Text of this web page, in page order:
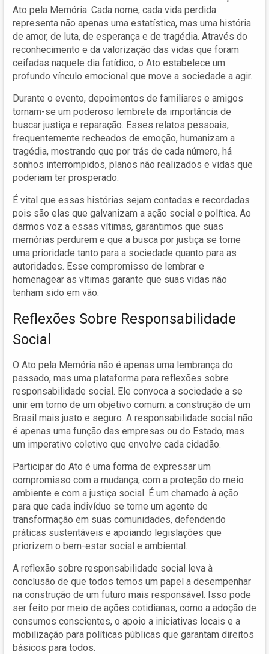
Ato pela Memória. Cada nome, cada vida perdida
representa não apenas uma estatística, mas uma história
de amor, de luta, de esperança e de tragédia. Através do
reconhecimento e da valorização das vidas que foram
ceifadas naquele dia fatídico, o Ato estabelece um
profundo vínculo emocional que move a sociedade a agir.
Durante o evento, depoimentos de familiares e amigos
tornam-se um poderoso lembrete da importância de
buscar justiça e reparação. Esses relatos pessoais,
frequentemente recheados de emoção, humanizam a
tragédia, mostrando que por trás de cada número, há
sonhos interrompidos, planos não realizados e vidas que
poderiam ter prosperado.
É vital que essas histórias sejam contadas e recordadas
pois são elas que galvanizam a ação social e política. Ao
darmos voz a essas vítimas, garantimos que suas
memórias perdurem e que a busca por justiça se torne
uma prioridade tanto para a sociedade quanto para as
autoridades. Esse compromisso de lembrar e
homenagear as vítimas garante que suas vidas não
tenham sido em vão.
Reflexões Sobre Responsabilidade
Social
O Ato pela Memória não é apenas uma lembrança do
passado, mas uma plataforma para reflexões sobre
responsabilidade social. Ele convoca a sociedade a se
unir em torno de um objetivo comum: a construção de um
Brasil mais justo e seguro. A responsabilidade social não
é apenas uma função das empresas ou do Estado, mas
um imperativo coletivo que envolve cada cidadão.
Participar do Ato é uma forma de expressar um
compromisso com a mudança, com a proteção do meio
ambiente e com a justiça social. É um chamado à ação
para que cada indivíduo se torne um agente de
transformação em suas comunidades, defendendo
práticas sustentáveis e apoiando legislações que
priorizem o bem-estar social e ambiental.
A reflexão sobre responsabilidade social leva à
conclusão de que todos temos um papel a desempenhar
na construção de um futuro mais responsável. Isso pode
ser feito por meio de ações cotidianas, como a adoção de
consumos conscientes, o apoio a iniciativas locais e a
mobilização para políticas públicas que garantam direitos
básicos para todos.